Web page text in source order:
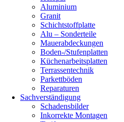
Aluminium
Granit
Schichtstoffplatte
Alu – Sonderteile
Mauerabdeckungen
Boden-/Stufenplatten
Küchenarbeitsplatten
Terrassentechnik
Parkettböden
Reparaturen
Sachverständigung
Schadensbilder
Inkorrekte Montagen